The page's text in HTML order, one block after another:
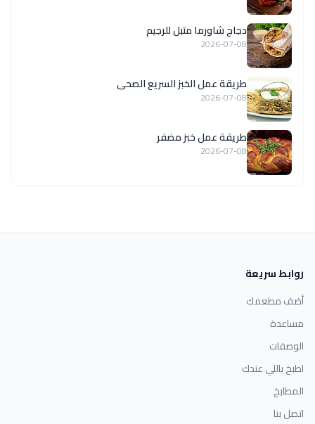
دجاج شاورما متبل للرجيم
2026-07-08
طريقة عمل الخبز السريع الصحى
2026-07-08
طريقة عمل خبز مضفر
2026-07-08
روابط سريعة
أضف مطعمك
مساعدة
الوصفات
اطبخ باللي عندك
المطابخ
اتصل بنا